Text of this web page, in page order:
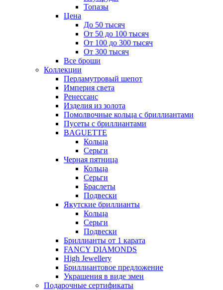
Топазы
Цена
До 50 тысяч
От 50 до 100 тысяч
От 100 до 300 тысяч
От 300 тысяч
Все броши
Коллекции
Перламутровый шепот
Империя света
Ренессанс
Изделия из золота
Помолвочные кольца с бриллиантами
Пусеты с бриллиантами
BAGUETTE
Кольца
Серьги
Черная пятница
Кольца
Серьги
Браслеты
Подвески
Якутские бриллианты
Кольца
Серьги
Подвески
Бриллианты от 1 карата
FANCY DIAMONDS
High Jewellery
Бриллиантовое предложение
Украшения в виде змеи
Подарочные сертификаты